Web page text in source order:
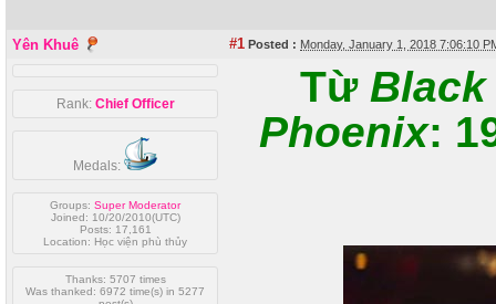
Yên Khuê #1 Posted : Monday, January 1, 2018 7:06:10
Rank: Chief Officer
Medals:
Groups: Super Moderator
Joined: 10/20/2010(UTC)
Posts: 17,161
Location: Học viện phù thủy
Thanks: 5707 times
Was thanked: 6972 time(s) in 5277
Từ Black
Phoenix: